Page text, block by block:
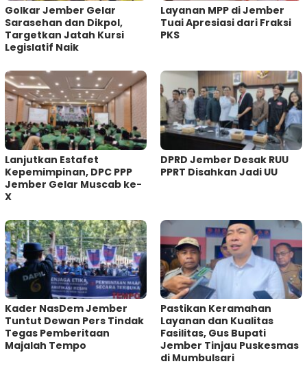
Golkar Jember Gelar
Sarasehan dan Dikpol,
Targetkan Jatah Kursi
Legislatif Naik
Layanan MPP di Jember
Tuai Apresiasi dari Fraksi
PKS
Lanjutkan Estafet
Kepemimpinan, DPC PPP
Jember Gelar Muscab ke-
X
DPRD Jember Desak RUU
PPRT Disahkan Jadi UU
Kader NasDem Jember
Tuntut Dewan Pers Tindak
Tegas Pemberitaan
Majalah Tempo
Pastikan Keramahan
Layanan dan Kualitas
Fasilitas, Gus Bupati
Jember Tinjau Puskesmas
di Mumbulsari